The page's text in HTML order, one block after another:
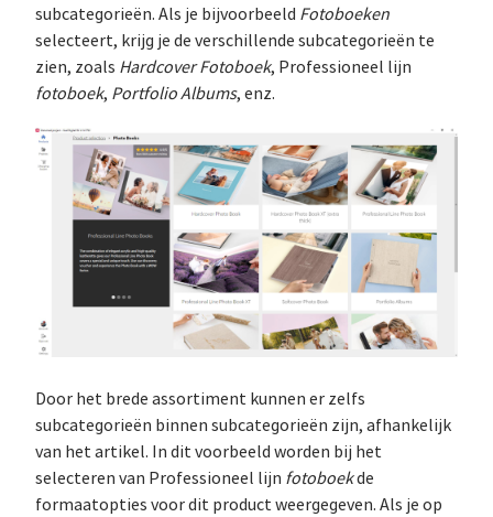
subcategorieën. Als je bijvoorbeeld Fotoboeken
selecteert, krijg je de verschillende subcategorieën te
zien, zoals Hardcover Fotoboek, Professioneel lijn
fotoboek, Portfolio Albums, enz.
Door het brede assortiment kunnen er zelfs
subcategorieën binnen subcategorieën zijn, afhankelijk
van het artikel. In dit voorbeeld worden bij het
selecteren van Professioneel lijn fotoboekde
formaatopties voor dit product weergegeven. Als je op